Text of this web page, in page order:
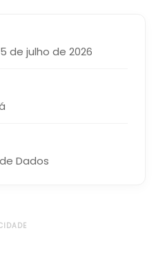
de julho de 2026
Dados